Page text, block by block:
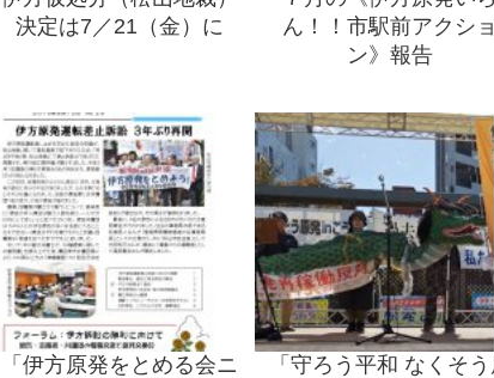
決定は7／21（金）に
ん！！市駅前アクショ
ン》報告
「伊方原発をとめる会ニ
「守ろう平和 なくそ